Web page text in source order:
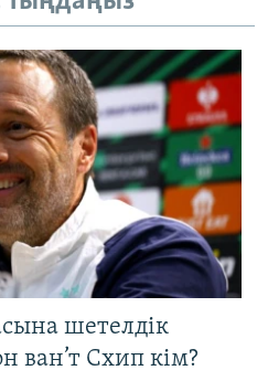
шетелдік
ван’т Схип кім?